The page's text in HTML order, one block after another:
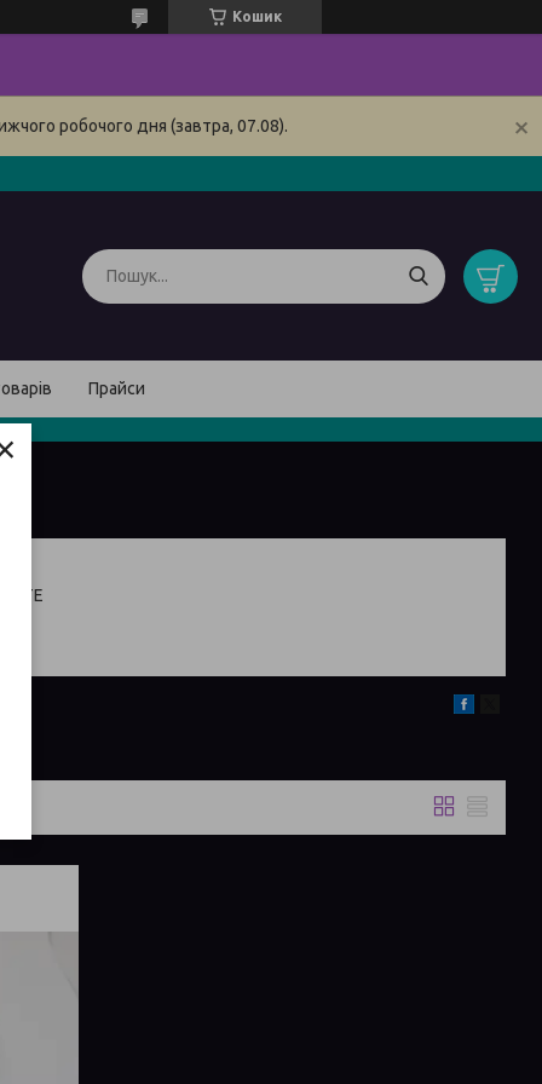
Кошик
робочого дня (завтра, 07.08).
Прайси